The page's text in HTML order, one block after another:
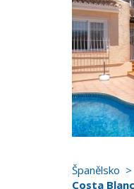
Španělsko
Costa